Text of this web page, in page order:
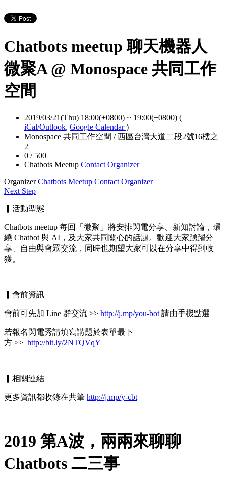
Chatbots meetup 聊天機器人
微聚A @ Monospace 共同工作
空間
2019/03/21(Thu) 18:00(+0800) ~ 19:00(+0800) (
iCal/Outlook, Google Calendar)
Monospace 共同工作空間 / 西區台灣大道二段2號16樓之
2
0 / 500
Chatbots Meetup Contact Organizer
OrganizerChatbots Meetup Contact Organizer
Next Step
▎活動型態
Chatbots meetup 每回「微聚」將安排閃電分享、新知討論，環
繞 Chatbot 與 AI，及大家共同關心的話題。歡迎大家踴躍分
享、自由與會眾交流，同時也期望大家可以在分享中得到收
獲。
▎會前資訊
會前可先加 Line 群交流 >> http://j.mp/you-bot 請由手機點選
若報名閃電秀請填寫講題於表單最下
方 >> http://bit.ly/2NTQVqY
▎相關連結
更多資訊都收錄在共筆 http://j.mp/y-cbt
2019 第A波，兩兩來聊聊
Chatbots 二三事